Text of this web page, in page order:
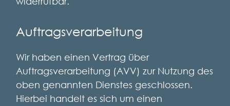
Auftragsverarbeitung
Wir haben einen Vertrag über
Auftragsverarbeitung (AVV) zur Nutzung des
oben genannten Dienstes geschlossen.
Hierbei handelt es sich um einen